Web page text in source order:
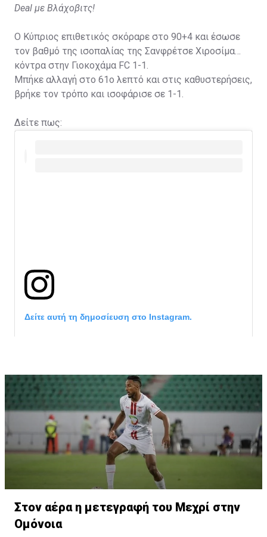
Deal με Βλάχοβιτς!
Ο Κύπριος επιθετικός σκόραρε στο 90+4 και έσωσε
τον βαθμό της ισοπαλίας της Σανφρέτσε Χιροσίμα
κόντρα στην Γιοκοχάμα FC 1-1.
Μπήκε αλλαγή στο 61ο λεπτό και στις καθυστερήσεις,
βρήκε τον τρόπο και ισοφάρισε σε 1-1.
Δείτε πως:
Δείτε αυτή τη δημοσίευση στο Instagram.
Στον αέρα η μετεγραφή του Μεχρί στην
Ομόνοια